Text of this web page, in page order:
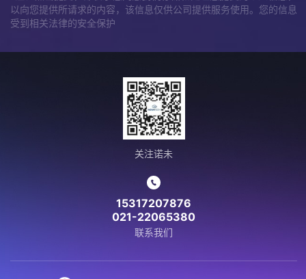
以向您提供所请求的内容，该信息仅供公司提供服务使用。您的信息
受到相关法律的安全保护
关注诺未
15317207876
021-22065380
联系我们